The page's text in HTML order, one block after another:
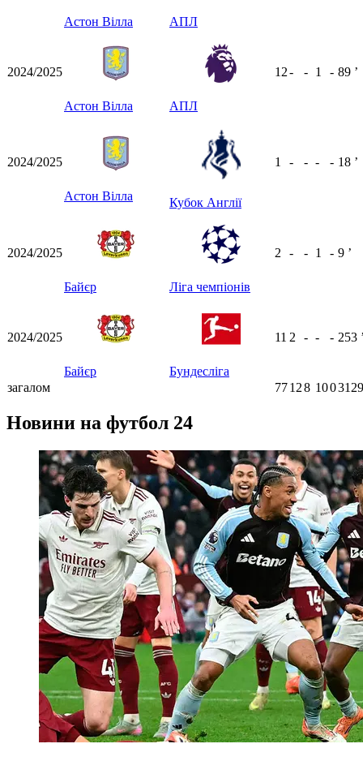
Астон Вілла АПЛ
2024/2025
Астон Вілла АПЛ
12- - 1 - 89 ʼ
2024/2025
Астон Вілла Кубок Англії
1 - - - - 18 ʼ
2024/2025
Байєр Ліга чемпіонів
2 - - 1 - 9 ʼ
2024/2025
Байєр Бундесліга
11 2 - - - 253
загалом 77128 100
Новини на футбол 24